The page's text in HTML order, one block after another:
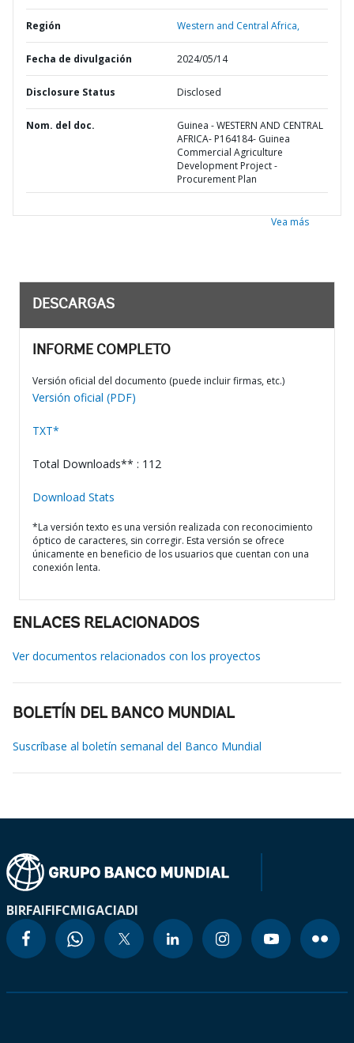
Región Western and Central Africa,
Fecha de divulgación 2024/05/14
Disclosure Status Disclosed
Nom. del doc.
Guinea - WESTERN AND CENTRAL
AFRICA- P164184- Guinea
Commercial Agriculture
Development Project -
Procurement Plan
Vea más
DESCARGAS
INFORME COMPLETO
Versión oficial del documento (puede incluir firmas, etc.)
Versión oficial (PDF)
TXT*
Total Downloads** : 112
Download Stats
*La versión texto es una versión realizada con reconocimiento
óptico de caracteres, sin corregir. Esta versión se ofrece
únicamente en beneficio de los usuarios que cuentan con una
conexión lenta.
ENLACES RELACIONADOS
Ver documentos relacionados con los proyectos
BOLETÍN DEL BANCO MUNDIAL
Suscríbase al boletín semanal del Banco Mundial
BIRFAIFIFCMIGACIADI